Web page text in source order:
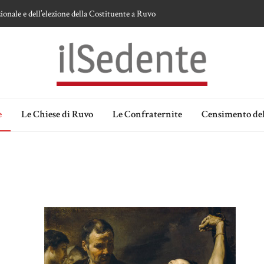
e dell’elezione della Costituente a Ruvo
sulla devozione alla Vergine a Ruvo di Puglia
Madonna delle Grazie di Ruvo di Puglia
Ipotesi e memorie.
Le Chiese di Ruvo Le Confraternite Censimento